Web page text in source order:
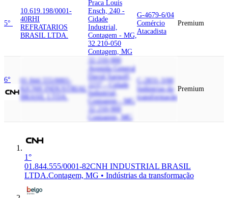
5°
10.619.198/0001-
40RHI
REFRATARIOS
BRASIL LTDA.
Praca Louis
Ensch, 240 -
Cidade
Industrial,
Contagem - MG,
32.210-050
Contagem, MG
G-4679-6/04
Comércio
Atacadista
Premium
6°
01.844.555/0001-
82
CNH INDUSTRIAL
BRASIL LTDA.
32.210-900
Avenida General
David Sarnoff,
2237 - Cidade
Industrial,
Contagem - MG,
32.210-900
Contagem, MG
C-2831-3/00
Indústrias da
transformação
Premium
1°
01.844.555/0001-82CNH INDUSTRIAL BRASIL
LTDA.Contagem, MG • Indústrias da transformação